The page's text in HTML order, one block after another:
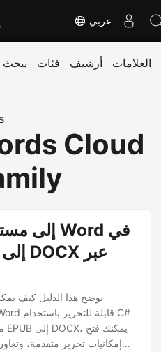
عربي
يبحث فئات أرشيف العلامات
Cloud
يوضح هذا الدليل كيف
إمكانيات تحرير متقدمة،